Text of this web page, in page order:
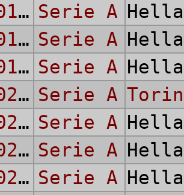
2016
2015/16 Serie A
2017
2017/18 Serie A
2018
2017/18 Serie A
2021
2020/21 Serie A
2022
2022/23 Serie A
2023
2022/23 Serie A
2024
2023/24 Serie A